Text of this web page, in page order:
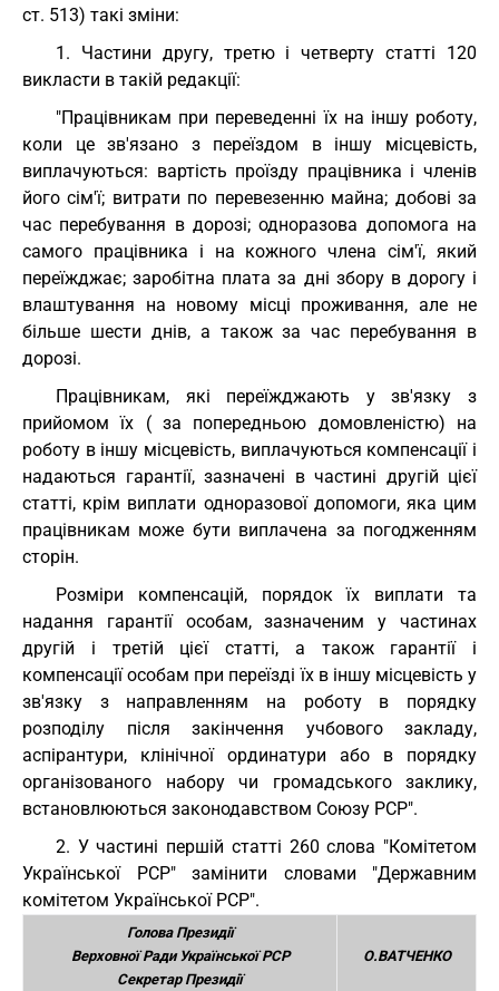
ст. 513) такі зміни:
1. Частини другу, третю і четверту статті 120
викласти в такій редакції:
"Працівникам при переведенні їх на іншу роботу,
коли це зв'язано з переїздом в іншу місцевість,
виплачуються: вартість проїзду працівника і членів
його сім'ї; витрати по перевезенню майна; добові за
час перебування в дорозі; одноразова допомога на
самого працівника і на кожного члена сім'ї, який
переїжджає; заробітна плата за дні збору в дорогу і
влаштування на новому місці проживання, але не
більше шести днів, а також за час перебування в
дорозі.
Працівникам, які переїжджають у зв'язку з
прийомом їх ( за попередньою домовленістю) на
роботу в іншу місцевість, виплачуються компенсації і
надаються гарантії, зазначені в частині другій цієї
статті, крім виплати одноразової допомоги, яка цим
працівникам може бути виплачена за погодженням
сторін.
Розміри компенсацій, порядок їх виплати та
надання гарантії особам, зазначеним у частинах
другій і третій цієї статті, а також гарантії і
компенсації особам при переїзді їх в іншу місцевість у
зв'язку з направленням на роботу в порядку
розподілу після закінчення учбового закладу,
аспірантури, клінічної ординатури або в порядку
організованого набору чи громадського заклику,
встановлюються законодавством Союзу РСР".
2. У частині першій статті 260 слова "Комітетом
Української РСР" замінити словами "Державним
комітетом Української РСР".
Голова Президії
Верховної Ради Української РСР
Секретар Президії
О.ВАТЧЕНКО